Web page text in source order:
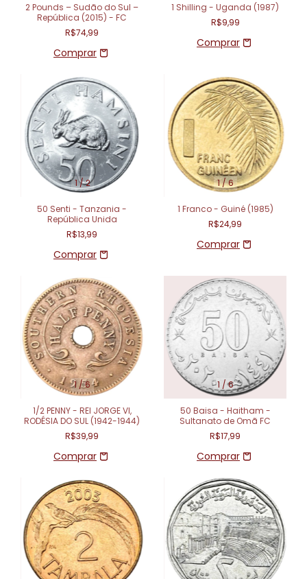
2 Pounds – Sudão do Sul –
República (2015) - FC
R$74,99
1 Shilling - Uganda (1987)
R$9,99
1/2
50 Senti - Tanzania -
República Unida
R$13,99
1/6
1 Franco - Guiné (1985)
R$24,99
1/6
1/2 PENNY - REI JORGE VI,
RODÉSIA DO SUL (1942-1944)
R$39,99
1 /6
50 Baisa - Haitham -
Sultanato de Omã FC
R$17,99